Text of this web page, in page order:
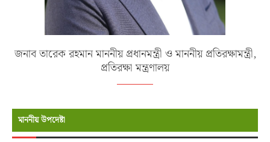
জনাব তারেক রহমান মাননীয় প্রধানমন্ত্রী ও মাননীয় প্রতিরক্ষামন্ত্রী,
প্রতিরক্ষা মন্ত্রণালয়
মাননীয় উপদেষ্টা